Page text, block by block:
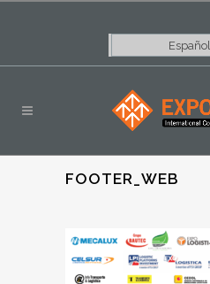
Español
FOOTER_WEB